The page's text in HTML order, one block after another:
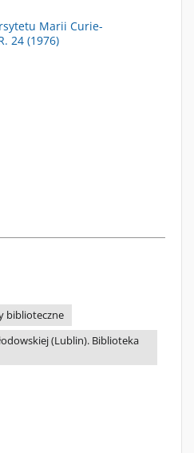
Marii Curie-
24 (1976)
biblioteczne
(Lublin). Biblioteka